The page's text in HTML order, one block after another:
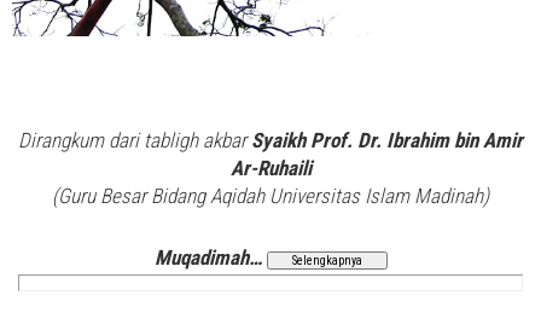
Dirangkum dari tabligh akbarSyaikh Prof. Dr. Ibrahim bin Amir
Ar-Ruhaili
(Guru Besar Bidang Aqidah Universitas Islam Madinah)
Muqadimah…